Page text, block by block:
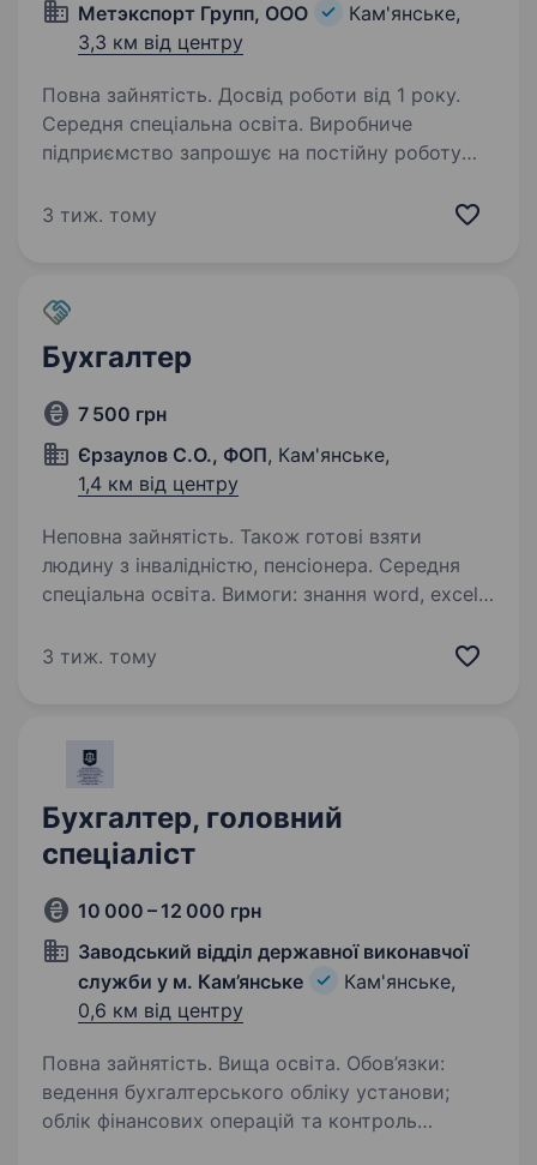
Метэкспорт Групп, ООО
Кам'янське,
3,3 км від центру
Повна зайнятість. Досвід роботи від 1 року.
Середня спеціальна освіта. Виробниче
підприємство запрошує на постійну роботу
Вимоги: обов’язковий досвід роботи
3 тиж. тому
Бухгалтер
7 500 грн
Єрзаулов С.О., ФОП, Кам'янське,
1,4 км від центру
Неповна зайнятість. Також готові взяти
людину з інвалідністю, пенсіонера. Середня
спеціальна освіта. Вимоги: знання word, excel,
Умови роботи: наразі є працівник який
3 тиж. тому
Бухгалтер, головний
спеціаліст
10 000 – 12 000 грн
Заводський відділ державної виконавчої
служби у м. Кам’янське
Кам'янське,
0,6 км від центру
Повна зайнятість. Вища освіта. Обов’язки:
ведення бухгалтерського обліку установи;
облік фінансових операцій та контроль